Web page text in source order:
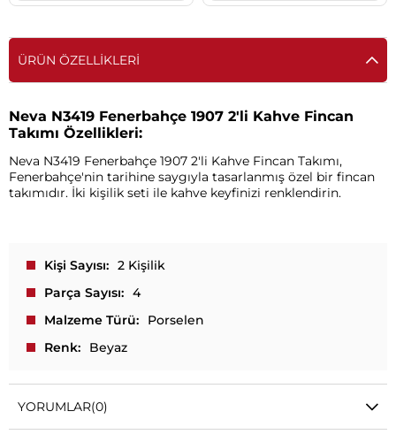
ÜRÜN ÖZELLIKLERI
Neva N3419 Fenerbahçe 1907 2'li Kahve Fincan
Takımı Özellikleri:
Neva N3419 Fenerbahçe 1907 2'li Kahve Fincan Takımı,
Fenerbahçe'nin tarihine saygıyla tasarlanmış özel bir fincan
takımıdır. İki kişilik seti ile kahve keyfinizi renklendirin.
Kişi Sayısı
2 Kişilik
Parça Sayısı
4
Malzeme Türü
Porselen
Renk
Beyaz
YORUMLAR(0)